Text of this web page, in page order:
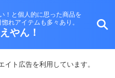
！と個人的に思った商品を
れアイテムも多々あり。
やん！
ト広告を利用しています。